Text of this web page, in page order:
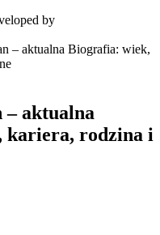
by
– aktualna Biografia: wiek,
aktualna
kariera, rodzina i